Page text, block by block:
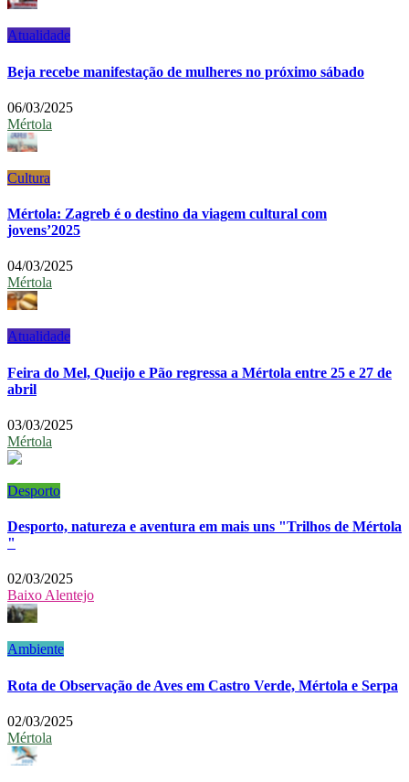
Atualidade
Beja recebe manifestação de mulheres no próximo sábado
06/03/2025
Mértola
Cultura
Mértola: Zagreb é o destino da viagem cultural com
jovens’2025
04/03/2025
Mértola
Atualidade
Feira do Mel, Queijo e Pão regressa a Mértola entre 25 e 27 de
abril
03/03/2025
Mértola
Desporto
Desporto, natureza e aventura em mais uns "Trilhos de Mértola
"
02/03/2025
Baixo Alentejo
Ambiente
Rota de Observação de Aves em Castro Verde, Mértola e Serpa
02/03/2025
Mértola